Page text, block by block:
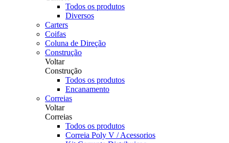
Todos os produtos
Diversos
Carters
Coifas
Coluna de Direção
Construção
Voltar
Construção
Todos os produtos
Encanamento
Correias
Voltar
Correias
Todos os produtos
Correia Poly V / Acessorios